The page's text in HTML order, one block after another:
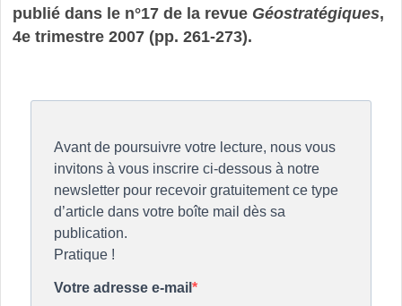
publié dans le n°17 de la revue Géostratégiques,
4e trimestre 2007 (pp. 261-273).